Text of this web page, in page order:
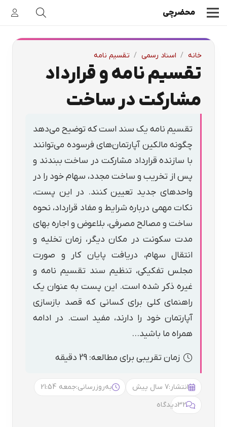
محضرچی
خانه / اسناد رسمی / تقسیم نامه
تقسیم نامه و قرارداد
مشارکت در ساخت
تقسیم نامه یک سند است که توضیح می‌دهد
چگونه مالکین آپارتمان‌های فرسوده می‌توانند
با سازنده قرارداد مشارکت در ساخت ببندند و
پس از تخریب و ساخت مجدد، سهام خود را در
واحدهای جدید تعیین کنند. در این پست،
نکات مهمی درباره شرایط و مفاد قرارداد، نحوه
ساخت و مصالح مصرفی، بلاعوض و اجاره بهای
مدت سکونت در مکان دیگر، زمان تخلیه و
انتقال سهام، دریافت پایان کار و صورت
مجلس تفکیکی، تنظیم سند تقسیم نامه و
غیره ذکر شده است. این پست به عنوان یک
راهنمای کلی برای کسانی که قصد بازسازی
آپارتمان خود را دارند، مفید است. در ادامه
همراه ما باشید…
زمان تقریبی برای مطالعه: 29 دقیقه
انتشار:7 سال پیش به‌روزرسانی:جمعه 21:54
32دیدگاه